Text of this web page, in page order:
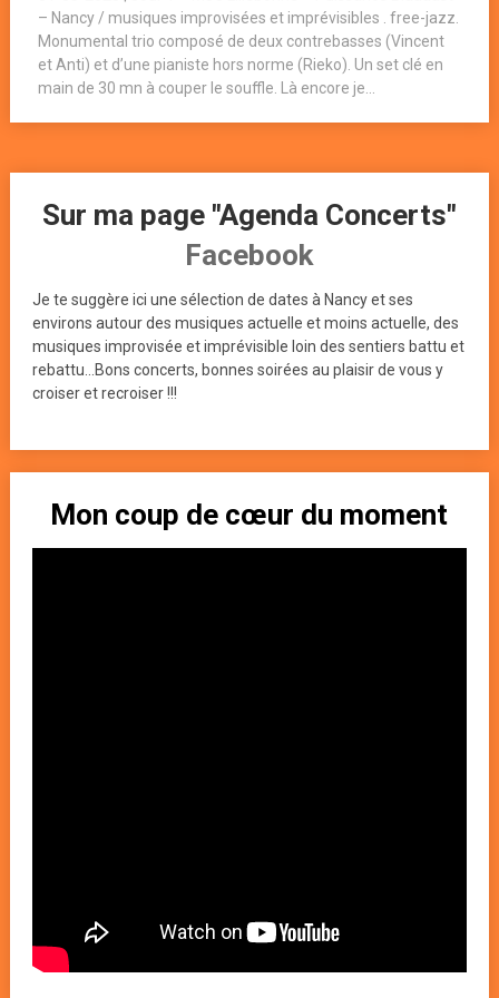
– Nancy / musiques improvisées et imprévisibles . free-jazz.
Monumental trio composé de deux contrebasses (Vincent
et Anti) et d’une pianiste hors norme (Rieko). Un set clé en
main de 30 mn à couper le souffle. Là encore je...
Sur ma page "Agenda Concerts"
Facebook
Je te suggère ici une sélection de dates à Nancy et ses
environs autour des musiques actuelle et moins actuelle, des
musiques improvisée et imprévisible loin des sentiers battu et
rebattu...Bons concerts, bonnes soirées au plaisir de vous y
croiser et recroiser !!!
Mon coup de cœur du moment